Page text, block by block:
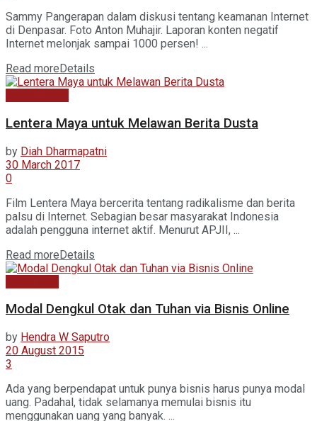
Sammy Pangerapan dalam diskusi tentang keamanan Internet
di Denpasar. Foto Anton Muhajir. Laporan konten negatif
Internet melonjak sampai 1000 persen! ...
Read more Details
Lentera Maya untuk Melawan Berita Dusta
by Diah Dharmapatni
30 March 2017
0
Film Lentera Maya bercerita tentang radikalisme dan berita
palsu di Internet. Sebagian besar masyarakat Indonesia
adalah pengguna internet aktif. Menurut APJII, ...
Read moreDetails
Modal Dengkul Otak dan Tuhan via Bisnis Online
by Hendra W Saputro
20 August 2015
3
Ada yang berpendapat untuk punya bisnis harus punya modal
uang. Padahal, tidak selamanya memulai bisnis itu
menggunakan uang yang banyak. ...